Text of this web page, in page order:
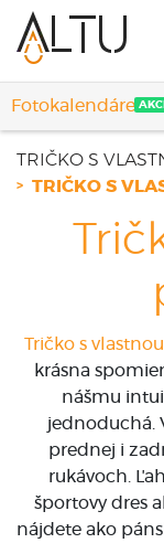
Fotokalendáre
TRIČKO S
TRIČKO S
Tričko s
krásna
nášmu
jednoduchá.
prednej i
rukávoch.
športovy dres
nájdete ako